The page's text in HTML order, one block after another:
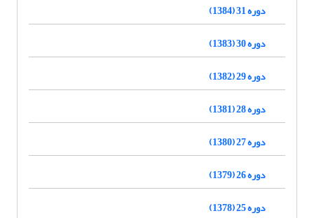
دوره 31 (1384)
دوره 30 (1383)
دوره 29 (1382)
دوره 28 (1381)
دوره 27 (1380)
دوره 26 (1379)
دوره 25 (1378)